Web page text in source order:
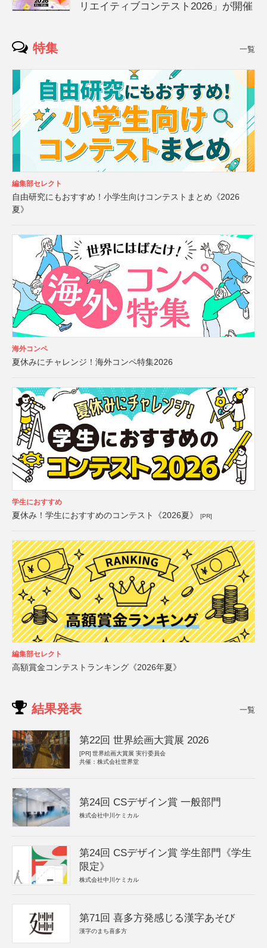
リエイティブコンテスト2026」が開催
特集 一覧
編集部セレクト
自由研究にもおすすめ！小学生向けコンテストまとめ《2026
夏》
海外コンペ
夏休みにチャレンジ！海外コンペ特集2026
学生におすすめ
夏休み！学生におすすめのコンテスト《2026夏》 [PR]
編集部セレクト
高額賞金コンテストランキング《2026年夏》
結果発表 一覧
第22回 世界絵画大賞展 2026
[PR] 世界絵画大賞展 実行委員会
共催：株式会社世界堂
第24回 CSデザイン賞 一般部門
株式会社中川ケミカル
第24回 CSデザイン賞 学生部門《学生
限定》
株式会社中川ケミカル
第71回 喜多方発感じる漢字あそび
漢字のまち喜多方